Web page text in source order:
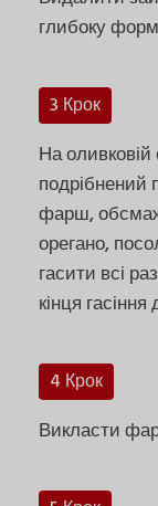
глибоку
3 Крок
На
подрібнений
фарш,
орегано,
гасити всі
кінця
4 Крок
Викласти